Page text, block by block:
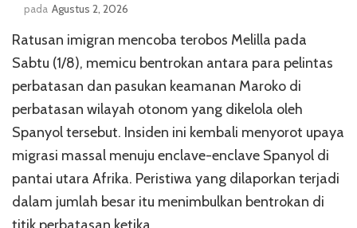
pada Agustus 2, 2026
Ratusan imigran mencoba terobos Melilla pada
Sabtu (1/8), memicu bentrokan antara para pelintas
perbatasan dan pasukan keamanan Maroko di
perbatasan wilayah otonom yang dikelola oleh
Spanyol tersebut. Insiden ini kembali menyorot upaya
migrasi massal menuju enclave-enclave Spanyol di
pantai utara Afrika. Peristiwa yang dilaporkan terjadi
dalam jumlah besar itu menimbulkan bentrokan di